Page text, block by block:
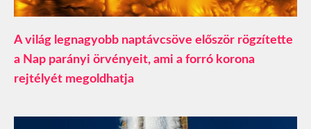
A világ legnagyobb naptávcsöve először rögzítette
a Nap parányi örvényeit, ami a forró korona
rejtélyét megoldhatja